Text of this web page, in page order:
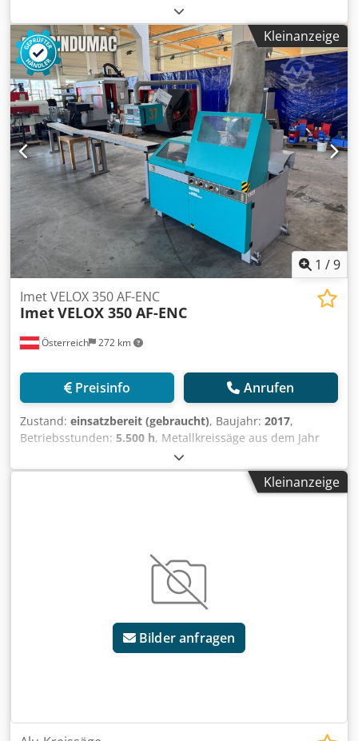
FÜR LEGIERUNGEN, gebraucht, IMET VELOX 350 AF-E.
KOMPLETT ÜBERHOLT Crsdpfxozh Ugfj Aclef
Kleinanzeige
1 /9
Österreich 272 km
Imet VELOX 350 AF-ENC
ImetVELOX 350 AF-ENC
Preisinfo Anrufen
Zustand: einsatzbereit (gebraucht), Baujahr: 2017,
Betriebsstunden: 5.500 h, Metallkreissäge aus dem Jahr
2017. Diese Imet VELOX 350 AF-ENC hat einen
Sägeblattdurchmesser von Ø350 mm und eine
Spindeldrehzahl von 3600 U/min. Sie verfügt über eine
nach einer qualitativ hochwertigen Säge sind, sollten Sie
die Maschine Imet VELOX 350 AF-ENC in Betracht ziehen,
die wir zum Verkauf anbieten. Kontaktieren Sie uns für
weitere Details. • Vorschubhub (X-Achse): 520 mm
(mehrhubfähig) • Sägeblatt-Durchmesser: Ø350 mm •
Sägeblattbohrung: 22 mm • Spindeldrehzahl: 3600 U/min •
Steuerung: ENC (Electronic Feed Control) zur
Kleinanzeige
Bilder anfragen